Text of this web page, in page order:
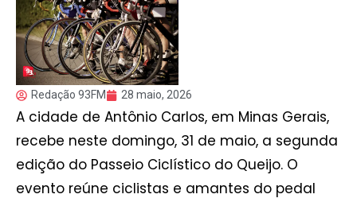
Redação 93FM 28 maio, 2026
A cidade de Antônio Carlos, em Minas Gerais,
recebe neste domingo, 31 de maio, a segunda
edição do Passeio Ciclístico do Queijo. O
evento reúne ciclistas e amantes do pedal